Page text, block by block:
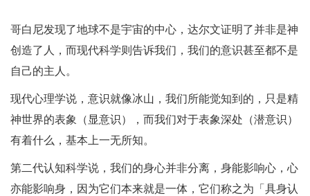
哥白尼发现了地球不是宇宙的中心，达尔文证明了并非是神
创造了人，而现代科学则告诉我们，我们的意识甚至都不是
自己的主人。
现代心理学说，意识就像冰山，我们所能觉知到的，只是精
神世界的表象（显意识），而我们对于表象深处（潜意识）
有着什么，基本上一无所知。
第二代认知科学说，我们的身心并非分离，身能影响心，心
亦能影响身，因为它们本来就是一体，它们称之为「具身认